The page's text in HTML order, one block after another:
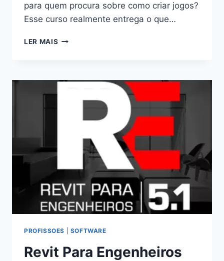
para quem procura sobre como criar jogos?
Esse curso realmente entrega o que…
LER MAIS START
RUIM?
FUNCIONA
HOTMART
É
CONFIÁVEL?
PROFISSOES SOFTWARE
Revit Para Engenheiros